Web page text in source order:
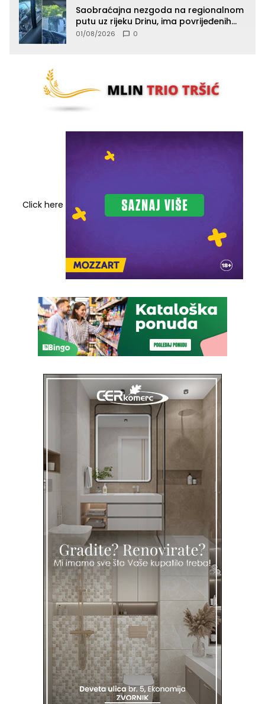
Saobraćajna nezgoda na regionalnom
putu uz rijeku Drinu, ima povrijeđenih
lica (FOTO)
01/08/2026 0
Click here